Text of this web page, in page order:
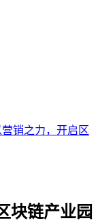
销之力，开启区
块链产业园